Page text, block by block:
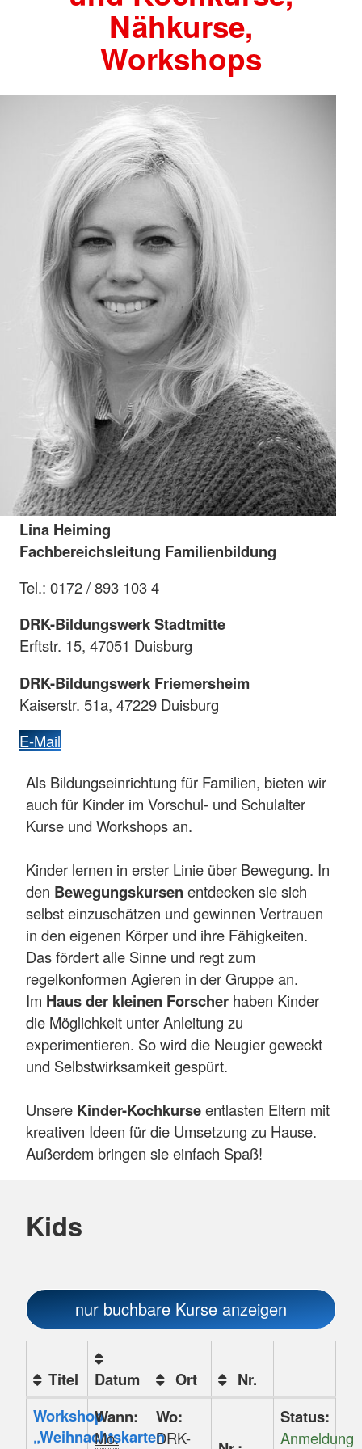
Nähkurse,
Workshops
Lina Heiming
Fachbereichsleitung Familienbildung
Tel.: 0172 / 893 103 4
DRK-Bildungswerk Stadtmitte
Erftstr. 15, 47051 Duisburg
DRK-Bildungswerk Friemersheim
Kaiserstr. 51a, 47229 Duisburg
E-Mail
Als Bildungseinrichtung für Familien, bieten wir
auch für Kinder im Vorschul- und Schulalter
Kurse und Workshops an.
Kinder lernen in erster Linie über Bewegung. In
den Bewegungskursen entdecken sie sich
selbst einzuschätzen und gewinnen Vertrauen
in den eigenen Körper und ihre Fähigkeiten.
Das fördert alle Sinne und regt zum
regelkonformen Agieren in der Gruppe an.
Im Haus der kleinen Forscher haben Kinder
die Möglichkeit unter Anleitung zu
experimentieren. So wird die Neugier geweckt
und Selbstwirksamkeit gespürt.
Unsere Kinder-Kochkurseentlasten Eltern mit
kreativen Ideen für die Umsetzung zu Hause.
Außerdem bringen sie einfach Spaß!
Kids
nur buchbareKurse anzeigen
Kursübersicht.
Tabellenüberschriften
Titel Datum Ort
Nr.
Workshop
„Weihnachtskarten
Wann:
Mo.
Wo:
DRK-
Status:
Anmeldung